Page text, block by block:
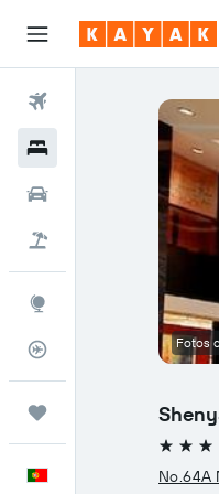
Monitorizador de
4
No.64A
Fotos